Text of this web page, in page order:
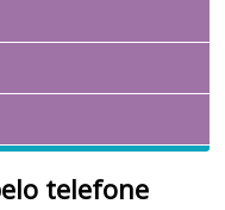
telefone